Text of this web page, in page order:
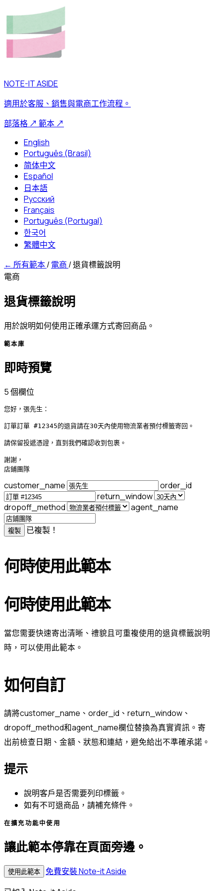
NOTE-IT ASIDE
適用於客服、銷售與電商工作流程。
部落格 ↗ 範本 ↗
English
Português (Brasil)
简体中文
Español
日本語
Русский
Français
Português (Portugal)
한국어
繁體中文
← 所有範本/電商 /退貨標籤說明
電商
退貨標籤說明
用於說明如何使用正確承運方式寄回商品。
範本庫
即時預覽
5 個欄位
您好，張先生：
訂單訂單 #12345的退貨請在30天內使用物流業者預付標籤寄回。
請保留投遞憑證，直到我們確認收到包裹。
謝謝，
店鋪團隊
customer_name
order_id
return_window
dropoff_method
agent_name
複製 已複製！
何時使用此範本
何時使用此範本
當您需要快速寄出清晰、禮貌且可重複使用的退貨標籤說明
時，可以使用此範本。
如何自訂
請將customer_name、order_id、return_window、
dropoff_method和agent_name欄位替換為真實資訊。寄
出前檢查日期、金額、狀態和連結，避免給出不準確承諾。
提示
說明客戶是否需要列印標籤。
如有不可退商品，請補充條件。
在擴充功能中使用
讓此範本停靠在頁面旁邊。
使用此範本
免費安裝 Note-it Aside